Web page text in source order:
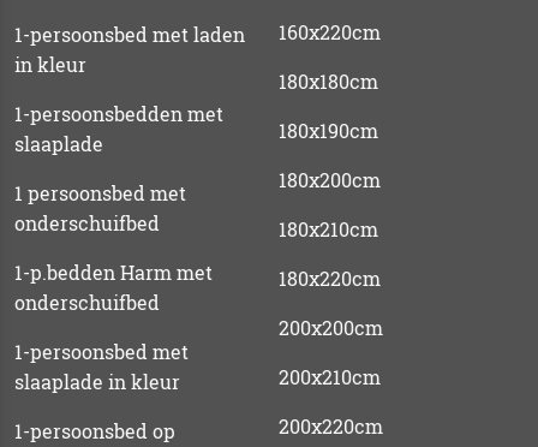
1-persoonsbed met laden
in kleur
1-persoonsbedden met
slaaplade
1 persoonsbed met
onderschuifbed
1-p.bedden Harm met
onderschuifbed
1-persoonsbed met
slaaplade in kleur
1-persoonsbed op
160x220cm
180x180cm
180x190cm
180x200cm
180x210cm
180x220cm
200x200cm
200x210cm
200x220cm